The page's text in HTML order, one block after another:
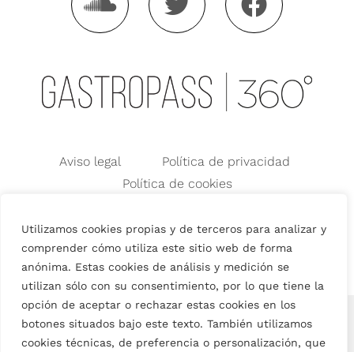
Utilizamos cookies propias y de terceros para analizar y
comprender cómo utiliza este sitio web de forma
anónima. Estas cookies de análisis y medición se
utilizan sólo con su consentimiento, por lo que tiene la
opción de aceptar o rechazar estas cookies en los
botones situados bajo este texto. También utilizamos
cookies técnicas, de preferencia o personalización, que
Aviso legal
Política de privacidad
Política de cookies
Condiciones Generales de Venta
English(Inglés ) Español